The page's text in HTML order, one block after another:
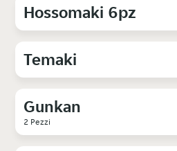
Hossomaki 6pz
Temaki
Gunkan
2 Pezzi